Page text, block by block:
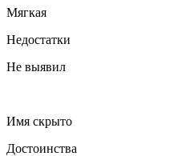
Мягкая
Недостатки
Не выявил
Имя скрыто
Достоинства